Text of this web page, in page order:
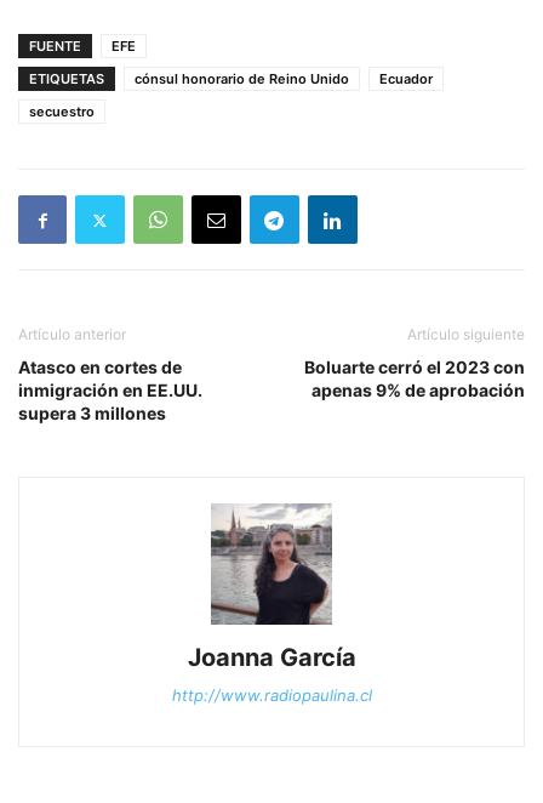
FUENTE
EFE
ETIQUETAS
cónsul honorario de Reino Unido
Ecuador
secuestro
Artículo anterior
Atasco en cortes de
inmigración en EE.UU.
supera 3 millones
Artículo siguiente
Boluarte cerró el 2023 con
apenas 9% de aprobación
Joanna García
http://www.radiopaulina.cl